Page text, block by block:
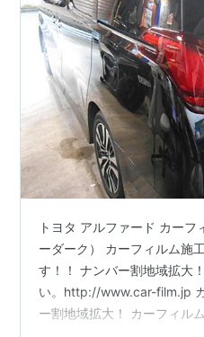
トヨタ アルファード カー
ーダーク） カーフィルム施
す！！ ナンバー割地域拡大
い。http://www.car-film.jp
ー割地域拡大！ カーフィル